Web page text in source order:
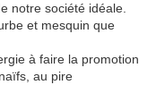
notre société idéale.
et mesquin que
à faire la promotion
au pire